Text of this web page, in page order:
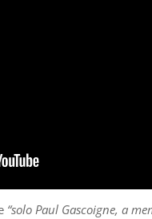
“solo Paul Gascoigne, a